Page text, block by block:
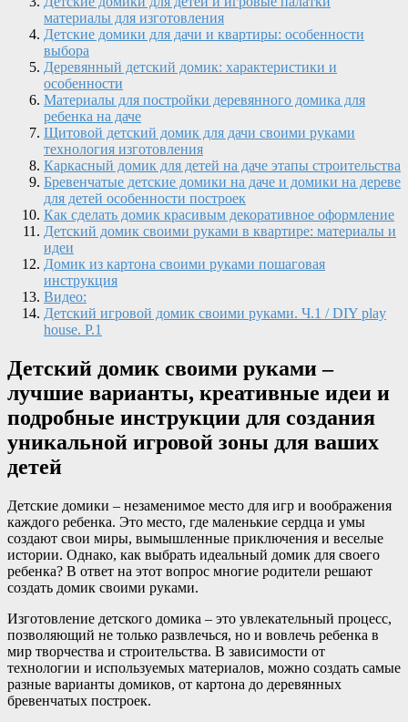
материалы для изготовления
Детские домики для дачи и квартиры: особенности
выбора
Деревянный детский домик: характеристики и
особенности
Материалы для постройки деревянного домика для
ребенка на даче
Щитовой детский домик для дачи своими руками
технология изготовления
Каркасный домик для детей на даче этапы строительства
Бревенчатые детские домики на даче и домики на дереве
для детей особенности построек
Как сделать домик красивым декоративное оформление
Детский домик своими руками в квартире: материалы и
идеи
Домик из картона своими руками пошаговая
инструкция
Видео:
Детский игровой домик своими руками. Ч.1 / DIY play
house. P.1
Детский домик своими руками –
лучшие варианты, креативные идеи и
подробные инструкции для создания
уникальной игровой зоны для ваших
детей
Детские домики – незаменимое место для игр и воображения
каждого ребенка. Это место, где маленькие сердца и умы
создают свои миры, вымышленные приключения и веселые
истории. Однако, как выбрать идеальный домик для своего
ребенка? В ответ на этот вопрос многие родители решают
создать домик своими руками.
Изготовление детского домика – это увлекательный процесс,
позволяющий не только развлечься, но и вовлечь ребенка в
мир творчества и строительства. В зависимости от
технологии и используемых материалов, можно создать самые
разные варианты домиков, от картона до деревянных
бревенчатых построек.